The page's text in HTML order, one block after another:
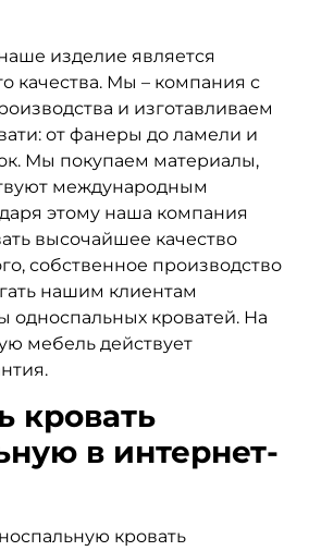
изделие является
качества. Мы – компания с
и изготавливаем
от фанеры до ламели и
Мы покупаем материалы,
международным
этому наша компания
высочайшее качество
собственное производство
нашим клиентам
односпальных кроватей. На
мебель действует
кровать
в интернет-
кровать